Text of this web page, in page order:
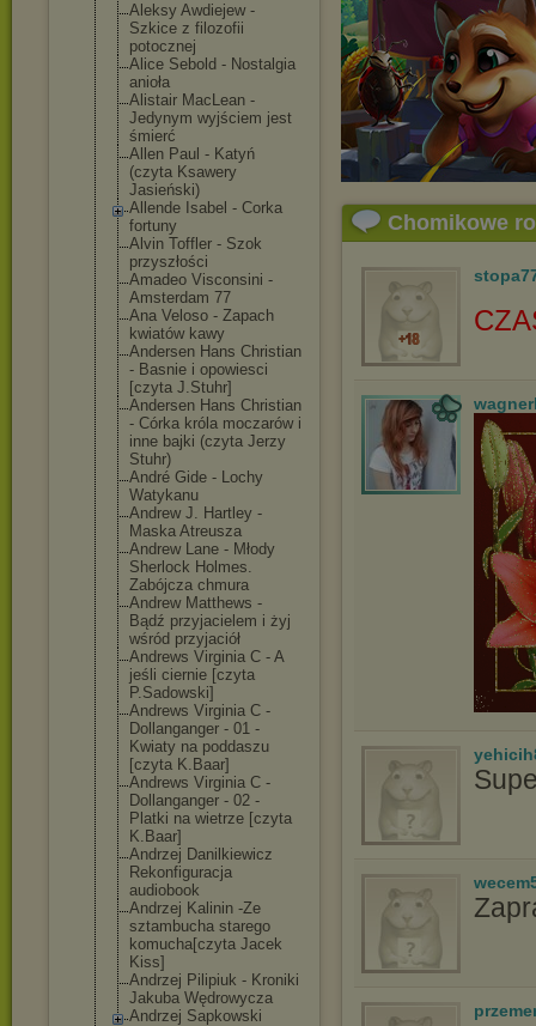
Aleksy Awdiejew -
Szkice z filozofii
potocznej
Alice Sebold - Nostalgia
anioła
Alistair MacLean -
Jedynym wyjściem jest
śmierć
Allen Paul - Katyń
(czyta Ksawery
Jasieński)
Allende Isabel - Corka
fortuny
Alvin Toffler - Szok
przyszłości
Amadeo Visconsini -
Amsterdam 77
Ana Veloso - Zapach
kwiatów kawy
Andersen Hans Christian
- Basnie i opowiesci
[czyta J.Stuhr]
Andersen Hans Christian
- Córka króla moczarów i
inne bajki (czyta Jerzy
Stuhr)
André Gide - Lochy
Watykanu
Andrew J. Hartley -
Maska Atreusza
Andrew Lane - Młody
Sherlock Holmes.
Zabójcza chmura
Andrew Matthews -
Bądź przyjacielem i żyj
wśród przyjaciół
Andrews Virginia C - A
jeśli ciernie [czyta
P.Sadowski]
Andrews Virginia C -
Dollanganger - 01 -
Kwiaty na poddaszu
[czyta K.Baar]
Andrews Virginia C -
Dollanganger - 02 -
Platki na wietrze [czyta
K.Baar]
Andrzej Danilkiewicz
Rekonfiguracja
audiobook
Andrzej Kalinin -Ze
sztambucha starego
komucha[czyta Jacek
Kiss]
Andrzej Pilipiuk - Kroniki
Jakuba Wędrowycza
Andrzej Sapkowski
Chomikowe